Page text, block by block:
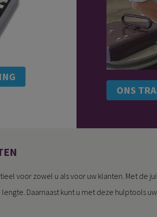
ONS
voor zowel u als voor uw klanten. Met de
Daarnaast kunt u met deze hulptools